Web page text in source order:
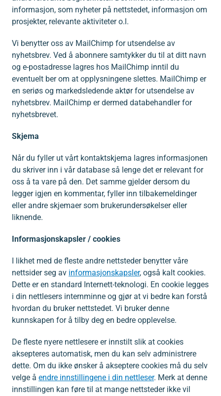
informasjon, som nyheter på nettstedet, informasjon om
prosjekter, relevante aktiviteter o.l.
Vi benytter oss av MailChimp for utsendelse av
nyhetsbrev. Ved å abonnere samtykker du til at ditt navn
og e-postadresse lagres hos MailChimp inntil du
eventuelt ber om at opplysningene slettes. MailChimp er
en seriøs og markedsledende aktør for utsendelse av
nyhetsbrev. MailChimp er dermed databehandler for
nyhetsbrevet.
Skjema
Når du fyller ut vårt kontaktskjema lagres informasjonen
du skriver inn i vår database så lenge det er relevant for
oss å ta vare på den. Det samme gjelder dersom du
legger igjen en kommentar, fyller inn tilbakemeldinger
eller andre skjemaer som brukerundersøkelser eller
liknende.
Informasjonskapsler / cookies
I likhet med de fleste andre nettsteder benytter våre
nettsider seg av informasjonskapsler, også kalt cookies.
Dette er en standard Internett-teknologi. En cookie legges
i din nettlesers internminne og gjør at vi bedre kan forstå
hvordan du bruker nettstedet. Vi bruker denne
kunnskapen for å tilby deg en bedre opplevelse.
De fleste nyere nettlesere er innstilt slik at cookies
aksepteres automatisk, men du kan selv administrere
dette. Om du ikke ønsker å akseptere cookies må du selv
velge å endre innstillingene i din nettleser. Merk at denne
innstillingen kan føre til at mange nettsteder ikke vil